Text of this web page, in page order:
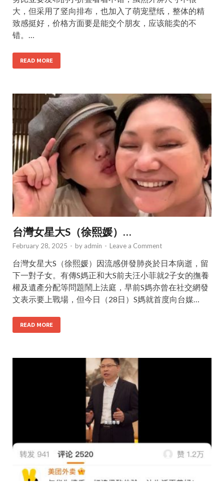
大，但采用了竖向排布，也加入了萌宠壁纸，整体的精
致感挺好，价格方面要是能交个朋友，应该能卖的不
错。…
READ MORE
台灣女星大S（徐熙媛）…
February 28, 2025 - by admin - Leave a Comment
台灣女星大S（徐熙媛）因流感併發肺炎於日本病逝，留
下一對子女。有傳S媽正和大S前夫汪小菲就2子女的撫養
權及遺產分配等問題鬧上法庭，早前S媽亦曾在社交網發
文表示要上戰場，但今日（28日）S媽就首度向台媒…
READ MORE